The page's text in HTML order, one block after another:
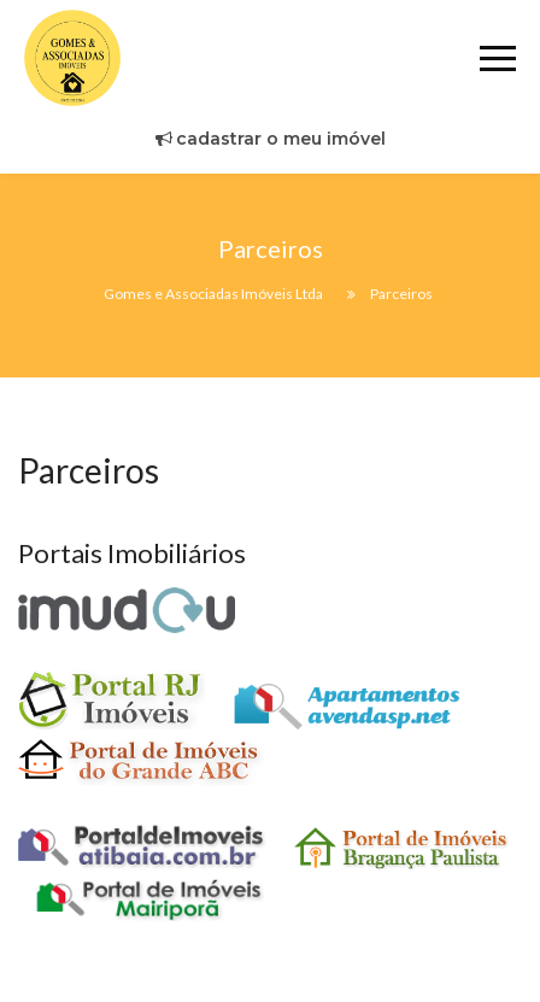
cadastrar o meu imóvel
Parceiros
Gomes e Associadas Imóveis Ltda Parceiros
Parceiros
Portais Imobiliários